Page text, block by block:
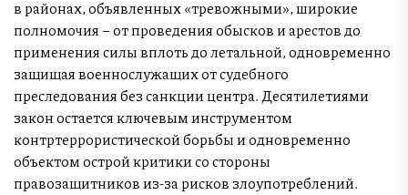
в районах, объявленных «тревожными», широкие
полномочия – от проведения обысков и арестов до
применения силы вплоть до летальной, одновременно
защищая военнослужащих от судебного
преследования без санкции центра. Десятилетиями
закон остается ключевым инструментом
контртеррористической борьбы и одновременно
объектом острой критики со стороны
правозащитников из-за рисков злоупотреблений.